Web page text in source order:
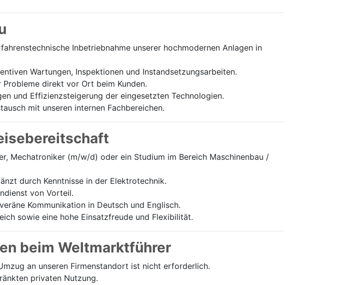
Inbetriebnahme unserer hochmodernen Anlagen in
Wartungen, Inspektionen und Instandsetzungsarbeiten.
direkt vor Ort beim Kunden.
und Effizienzsteigerung der eingesetzten Technologien.
mit unseren internen Fachbereichen.
Mechatroniker (m/w/d) oder ein Studium im Bereich Maschinenbau /
durch Kenntnisse in der Elektrotechnik.
von Vorteil.
Kommunikation in Deutsch und Englisch.
sowie eine hohe Einsatzfreude und Flexibilität.
beim Weltmarktführer
an unseren Firmenstandort ist nicht erforderlich.
privaten Nutzung.